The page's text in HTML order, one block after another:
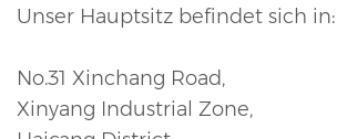
Unser Hauptsitz befindet sich in:
No.31 Xinchang Road,
Xinyang Industrial Zone,